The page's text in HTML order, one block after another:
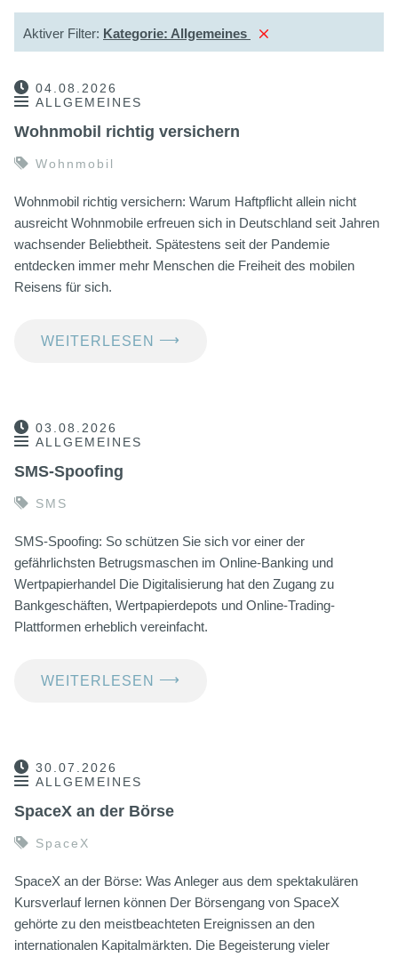
Aktiver Filter: Kategorie: Allgemeines
04.08.2026
ALLGEMEINES
Wohnmobil richtig versichern
Wohnmobil
Wohnmobil richtig versichern: Warum Haftpflicht allein nicht
ausreicht Wohnmobile erfreuen sich in Deutschland seit Jahren
wachsender Beliebtheit. Spätestens seit der Pandemie
entdecken immer mehr Menschen die Freiheit des mobilen
Reisens für sich.
WEITERLESEN ⟶
03.08.2026
ALLGEMEINES
SMS-Spoofing
SMS
SMS-Spoofing: So schützen Sie sich vor einer der
gefährlichsten Betrugsmaschen im Online-Banking und
Wertpapierhandel Die Digitalisierung hat den Zugang zu
Bankgeschäften, Wertpapierdepots und Online-Trading-
Plattformen erheblich vereinfacht.
WEITERLESEN ⟶
30.07.2026
ALLGEMEINES
SpaceX an der Börse
SpaceX
SpaceX an der Börse: Was Anleger aus dem spektakulären
Kursverlauf lernen können Der Börsengang von SpaceX
gehörte zu den meistbeachteten Ereignissen an den
internationalen Kapitalmärkten. Die Begeisterung vieler